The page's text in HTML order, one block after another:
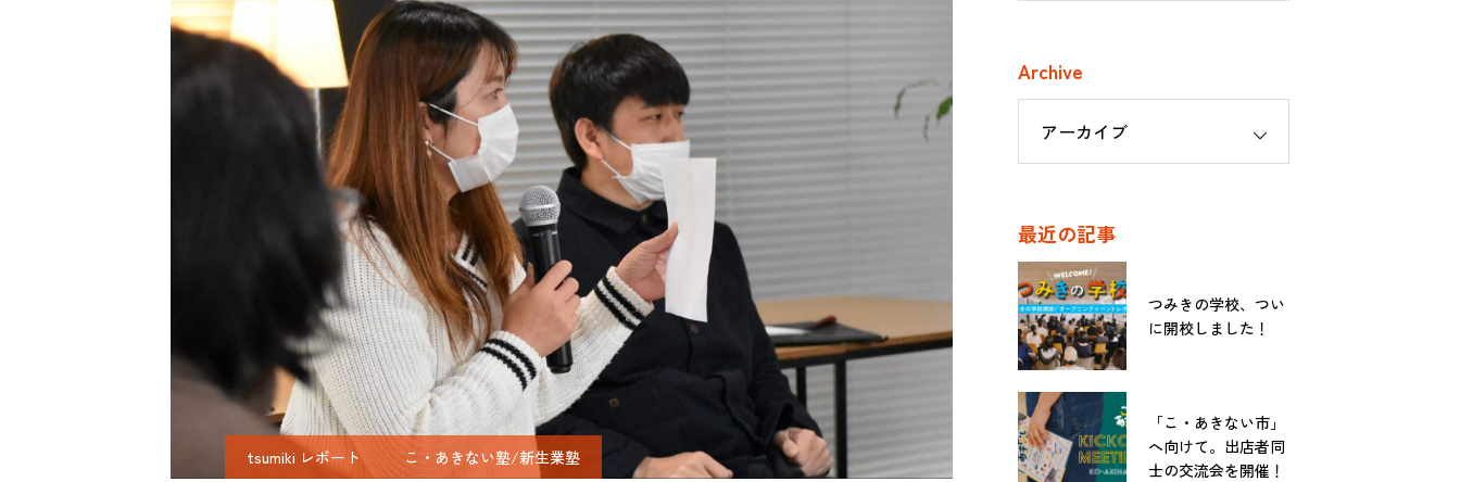
tsumiki レポート こ・あきない塾/新生業塾
Archive
最近の記事
つみきの学校、つい
に開校しました！
「こ・あきない市」
へ向けて。出店者同
士の交流会を開催！